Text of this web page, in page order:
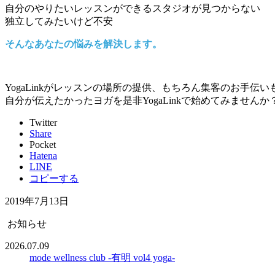
自分のやりたいレッスンができるスタジオが見つからない
独立してみたいけど不安
そんなあなたの悩みを解決します。
YogaLinkがレッスンの場所の提供、もちろん集客のお手伝い
自分が伝えたかったヨガを是非YogaLinkで始めてみませんか
Twitter
Share
Pocket
Hatena
LINE
コピーする
2019年7月13日
お知らせ
2026.07.09
mode wellness club -有明 vol4 yoga-